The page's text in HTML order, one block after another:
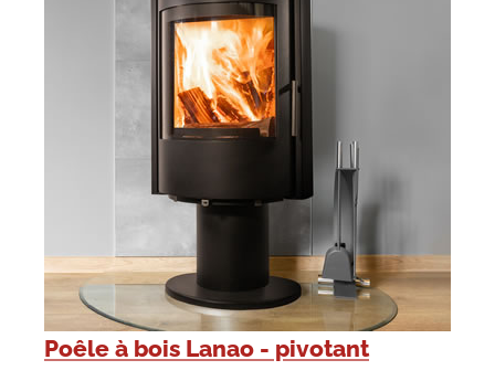
Poêle à bois Lanao - pivotant